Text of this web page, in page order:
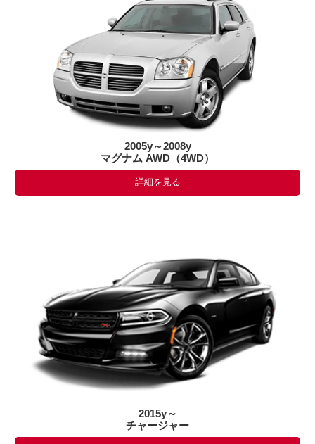
2005y～2008y
マグナム AWD（4WD）
詳細を見る
2015y～
チャージャー